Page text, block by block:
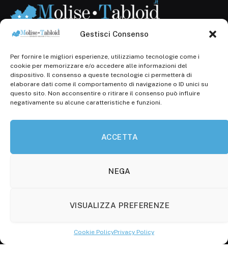
Gestisci Consenso
Per fornire le migliori esperienze, utilizziamo tecnologie come i
cookie per memorizzare e/o accedere alle informazioni del
dispositivo. Il consenso a queste tecnologie ci permetterà di
elaborare dati come il comportamento di navigazione o ID unici su
questo sito. Non acconsentire o ritirare il consenso può influire
negativamente su alcune caratteristiche e funzioni.
ACCETTA
NEGA
VISUALIZZA PREFERENZE
Cookie PolicyPrivacy Policy
Registr. presso il Tribunale di Campobasso: 3/2013 del
14.11.2013, Cron. 1254
Roc: iscrizione n° 25549 (Prot. 1138/com/15 del
30.04.2015)
P.Iva: 01707150700